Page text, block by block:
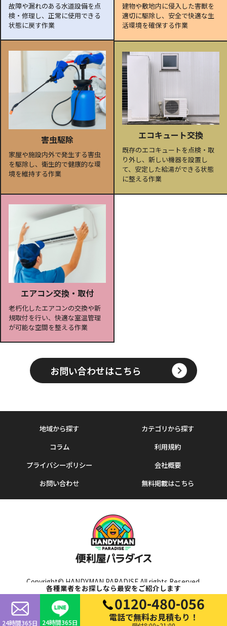
故障や漏れのある水道設備を点
検・修理し、正常に使用できる
状態に戻す作業
建物や敷地内に侵入した害獣を
適切に駆除し、安全で快適な生
活環境を確保する作業
害虫駆除
家屋や施設内外で発生する害虫
を駆除し、衛生的で健康的な環
境を維持する作業
エコキュート交換
既存のエコキュートを点検・取
り外し、新しい機器を設置し
て、安定した給湯ができる状態
に整える作業
エアコン交換・取付
老朽化したエアコンの交換や新
規取付を行い、快適な室温管理
が可能な空間を整える作業
お問い合わせはこちら
地域から探す
カテゴリから探す
コラム
利用規約
プライバシーポリシー
会社概要
お問い合わせ
無料掲載はこちら
Copyright© HANDYMAN PARADISE All rights Reserved.
各種業者をお探しなら最安をご紹介します
24時間365日 24時間365日
0120-480-056
電話で無料お見積もり！